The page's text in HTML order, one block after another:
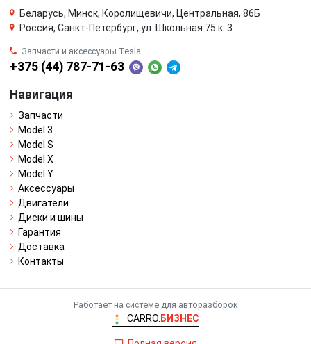
Беларусь, Минск, Королищевичи, Центральная, 86Б
Россия, Санкт-Петербург, ул. Школьная 75 к. 3
Запчасти и аксессуары Tesla
+375 (44) 787-71-63
Навигация
Запчасти
Model 3
Model S
Model X
Model Y
Аксессуары
Двигатели
Диски и шины
Гарантия
Доставка
Контакты
Работает на системе для авторазборок
CARRO. БИЗНЕС